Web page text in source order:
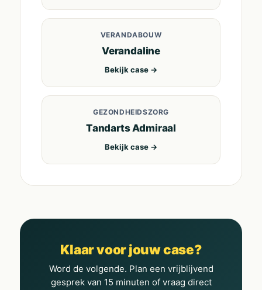
VERANDABOUW
Verandaline
Bekijk case →
GEZONDHEIDSZORG
Tandarts Admiraal
Bekijk case →
Klaar voor jouw case?
Word de volgende. Plan een vrijblijvend
gesprek van 15 minuten of vraag direct